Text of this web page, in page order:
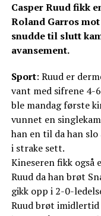
Casper Ruud fikk
Roland Garros
snudde til slutt
avansement.
Sport: Ruud er
vant med sifrene 4-
ble mandag første
vunnet en
han en til da han
i strake sett.
Kineseren fikk også
Ruud da han brøt
gikk opp i 2-0-
Ruud brøt imidlertid